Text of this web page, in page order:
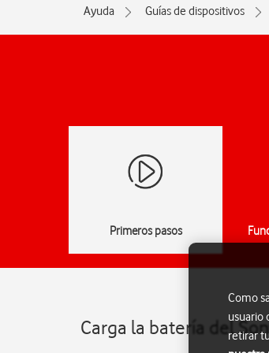
Ayuda Guías de dispositivos
Primeros pasos
Carga la batería del
Como
usuario
retirar